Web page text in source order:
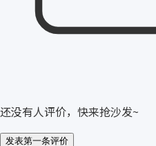
还没有人评价，快来抢沙发~
发表第一条评价